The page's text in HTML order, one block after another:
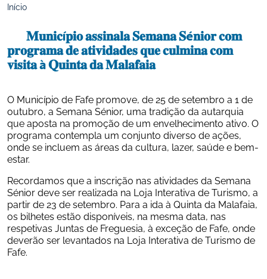
Início
𝐩𝐫𝐨𝐠𝐫𝐚𝐦𝐚 𝐝𝐞 𝐚𝐭𝐢𝐯𝐢𝐝𝐚𝐝𝐞𝐬 𝐪𝐮𝐞 𝐜𝐮𝐥𝐦𝐢𝐧𝐚 𝐜𝐨𝐦
𝐯𝐢𝐬𝐢𝐭𝐚 à 𝐐𝐮𝐢𝐧𝐭𝐚 𝐝𝐚 𝐌𝐚𝐥𝐚𝐟𝐚𝐢𝐚
O Município de Fafe promove, de 25 de setembro a 1 de
outubro, a Semana Sénior, uma tradição da autarquia
que aposta na promoção de um envelhecimento ativo. O
programa contempla um conjunto diverso de ações,
onde se incluem as áreas da cultura, lazer, saúde e bem-
estar.
Recordamos que a inscrição nas atividades da Semana
Sénior deve ser realizada na Loja Interativa de Turismo, a
partir de 23 de setembro. Para a ida à Quinta da Malafaia,
os bilhetes estão disponíveis, na mesma data, nas
respetivas Juntas de Freguesia, à exceção de Fafe, onde
deverão ser levantados na Loja Interativa de Turismo de
Fafe.